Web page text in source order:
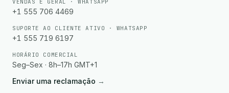
VENDAS E GERAL · WHATSAPP
+1 555 706 4469
SUPORTE AO CLIENTE ATIVO · WHATSAPP
+1 555 719 6197
HORÁRIO COMERCIAL
Seg–Sex · 8h–17h GMT+1
Enviar uma reclamação →